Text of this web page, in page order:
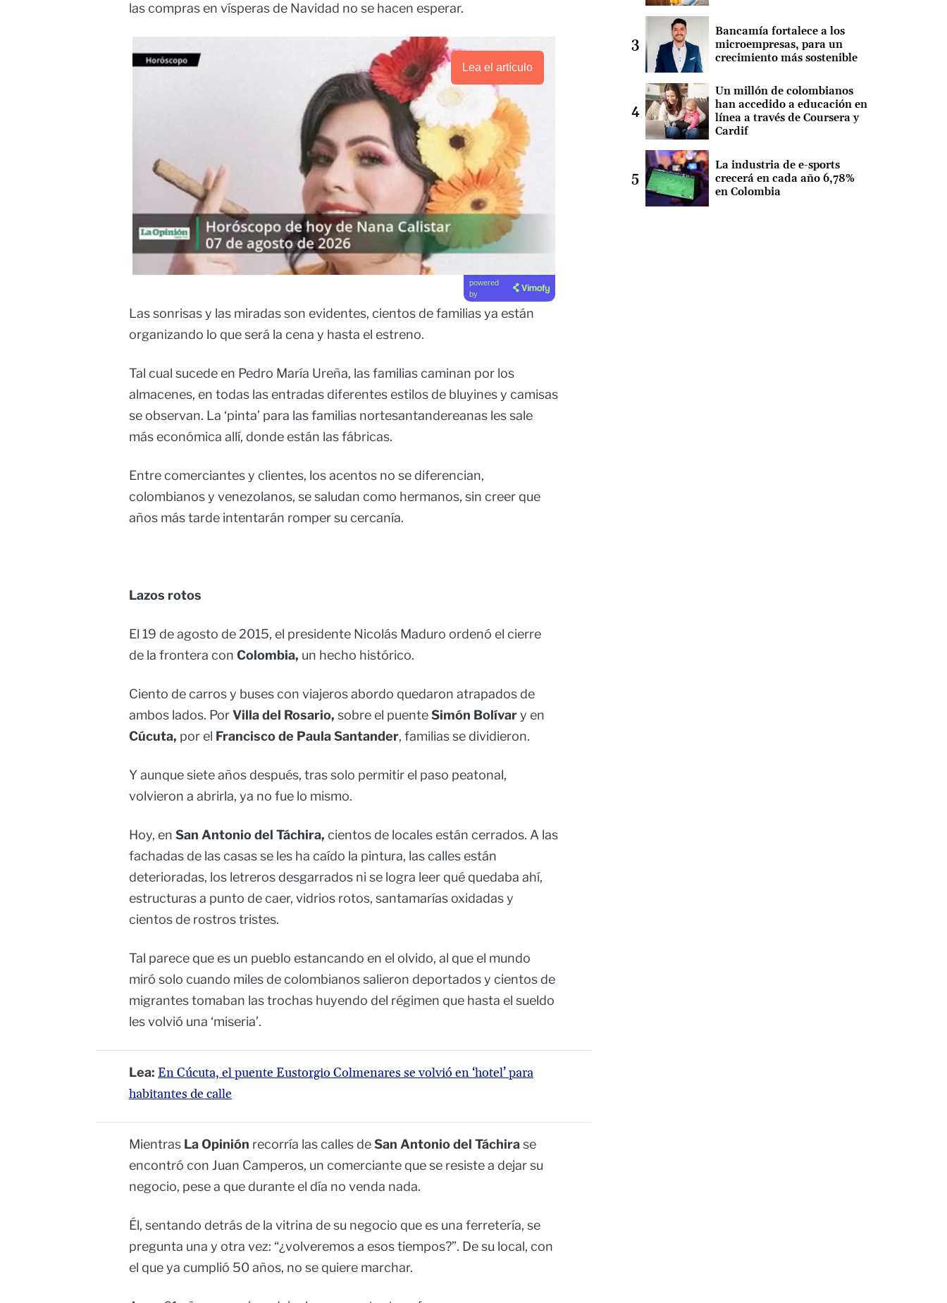
las compras en vísperas de Navidad no se hacen esperar.
Lea el artículo
powered
by
Las sonrisas y las miradas son evidentes, cientos de familias ya están
organizando lo que será la cena y hasta el estreno.
Tal cual sucede en Pedro María Ureña, las familias caminan por los
almacenes, en todas las entradas diferentes estilos de bluyines y camisas
se observan. La ‘pinta’ para las familias nortesantandereanas les sale
más económica allí, donde están las fábricas.
Entre comerciantes y clientes, los acentos no se diferencian,
colombianos y venezolanos, se saludan como hermanos, sin creer que
años más tarde intentarán romper su cercanía.
Lazos rotos
El 19 de agosto de 2015, el presidente Nicolás Maduro ordenó el cierre
de la frontera con Colombia, un hecho histórico.
Ciento de carros y buses con viajeros abordo quedaron atrapados de
ambos lados. PorVilla del Rosario, sobre el puenteSimón Bolívary en
Cúcuta, por el Francisco de Paula Santander, familias se dividieron.
Y aunque siete años después, tras solo permitir el paso peatonal,
volvieron a abrirla, ya no fue lo mismo.
Hoy, en San Antonio del Táchira, cientos de locales están cerrados. A las
fachadas de las casas se les ha caído la pintura, las calles están
deterioradas, los letreros desgarrados ni se logra leer qué quedaba ahí,
estructuras a punto de caer, vidrios rotos, santamarías oxidadas y
cientos de rostros tristes.
Tal parece que es un pueblo estancando en el olvido, al que el mundo
miró solo cuando miles de colombianos salieron deportados y cientos de
migrantes tomaban las trochas huyendo del régimen que hasta el sueldo
les volvió una ‘miseria’.
Lea: En Cúcuta, el puente Eustorgio Colmenares se volvió en ‘hotel’ para
habitantes de calle
Mientras La Opinión recorría las calles deSan Antonio del Táchirase
encontró con Juan Camperos, un comerciante que se resiste a dejar su
negocio, pese a que durante el día no venda nada.
Él, sentando detrás de la vitrina de su negocio que es una ferretería, se
pregunta una y otra vez: “¿volveremos a esos tiempos?”. De su local, con
el que ya cumplió 50 años, no se quiere marchar.
Bancamía fortalece a los
microempresas, para un
crecimiento más sostenible
Un millón de colombianos
han accedido a educación en
línea a través de Coursera y
Cardif
La industria de e-sports
crecerá en cada año 6,78%
en Colombia